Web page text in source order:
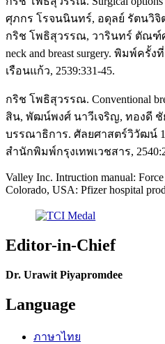
ศุภกร โรจนนินทร์, อดุลย์ รัตนวิจิ
กริช โพธิสุวรรณ, วารินทร์ ตัณฑ์
neck and breast surgery. พิมพ์ครั้
เรือนแก้ว, 2539:331-45.
กริช โพธิสุวรรณ. Conventional
สิน, พัฒน์พงศ์ นาวีเจริญ, ทองดี
บรรณาธิการ. ศัลยศาสตร์วิวัฒน์
สำนักพิมพ์กรุงเทพเวชสาร,
Valley Inc. Intruction manual:
Colorado, USA: Pfizer hospital
Editor-in-Chief
Dr. Urawit Piyapromdee
Language
ภาษาไทย